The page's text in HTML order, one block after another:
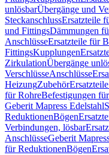
unlösbarÜbergänge und
SteckanschlussErsatzteile
und FittingsDämmungen
AnschlüsseErsatzteile für
FittingsKupplungen
ZirkulationÜbergänge
VerschlüsseAnschlüsse
HeizungZubehör
für RohreBefestigungen
Geberit Mapress Edelstahl
ReduktionenBögen
Verbindungen, lösbar
AnschlüsseGeberit
für ReduktionenBögen